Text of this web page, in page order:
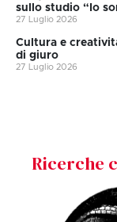
sullo studio “Io
27 Luglio 2026
Cultura e
di giuro
27 Luglio 2026
Ricerche